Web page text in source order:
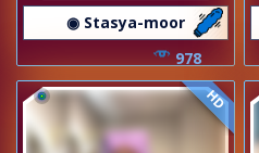
◉ Stasya-moor
978
HD